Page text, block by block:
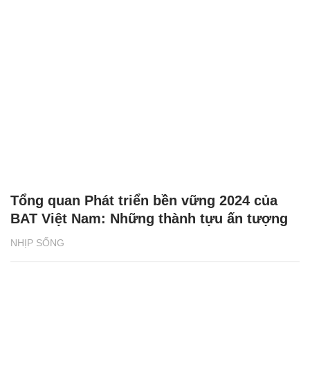
NHỊP SỐNG
Tổng quan Phát triển bền vững 2024 của
BAT Việt Nam: Những thành tựu ấn tượng